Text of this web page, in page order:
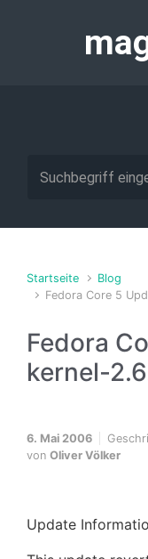
Startseite
Blog
Fedora Core 5
Fedora
kernel-
6. Mai 2006
von Oliver Völker
Update